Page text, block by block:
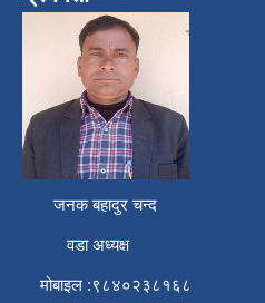
जनक बहादुर चन्द
वडा अध्यक्ष
मोबाइल :९८४०२३८१६८